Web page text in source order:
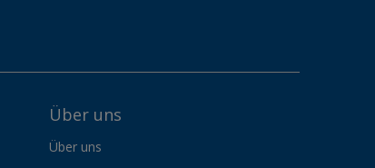
Über uns
Über uns